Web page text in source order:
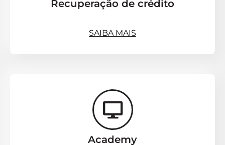
Recuperação de crédito
SAIBA MAIS
Academy